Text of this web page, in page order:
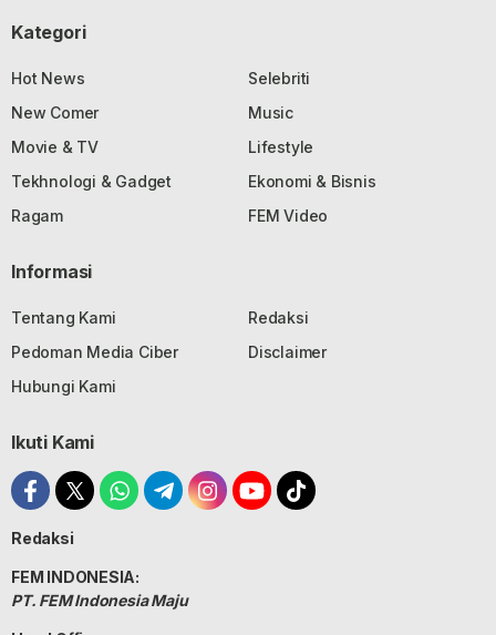
Kategori
Hot News
Selebriti
New Comer
Music
Movie & TV
Lifestyle
Tekhnologi & Gadget
Ekonomi & Bisnis
Ragam
FEM Video
Informasi
Tentang Kami
Redaksi
Pedoman Media Ciber
Disclaimer
Hubungi Kami
Ikuti Kami
Redaksi
FEM INDONESIA:
PT. FEM Indonesia Maju